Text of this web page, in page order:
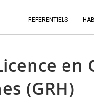
REFERENTIELS
(GRH)